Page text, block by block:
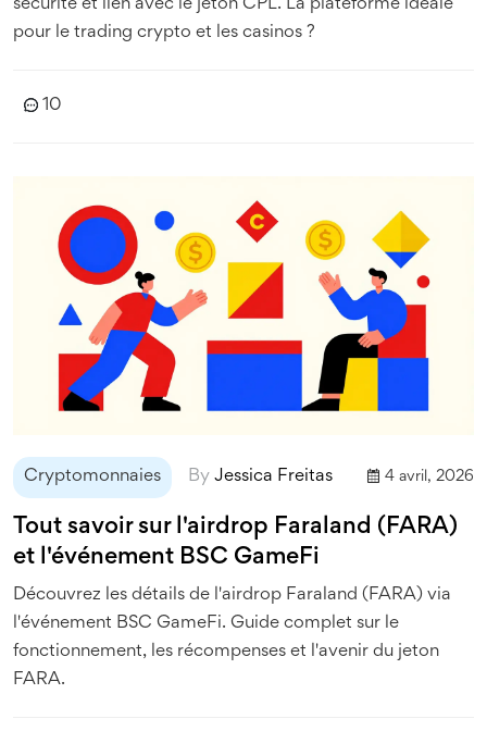
sécurité et lien avec le jeton CPL. La plateforme idéale
pour le trading crypto et les casinos ?
10
Cryptomonnaies By Jessica Freitas 4 avril, 2026
Tout savoir sur l'airdrop Faraland (FARA)
et l'événement BSC GameFi
Découvrez les détails de l'airdrop Faraland (FARA) via
l'événement BSC GameFi. Guide complet sur le
fonctionnement, les récompenses et l'avenir du jeton
FARA.